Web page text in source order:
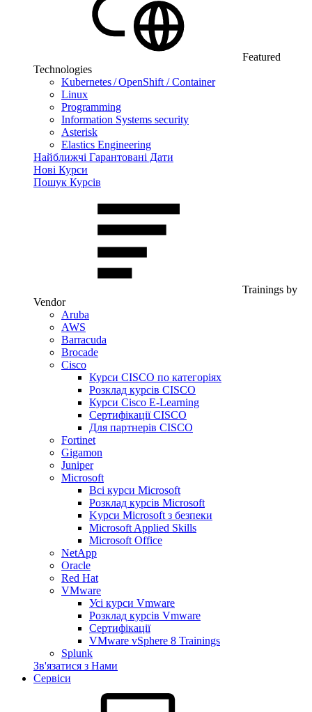
Featured
Technologies
Kubernetes / OpenShift / Container
Linux
Programming
Information Systems security
Asterisk
Elastics Engineering
Найближчі Гарантовані Дати
Нові Курси
Пошук Курсів
Trainings by
Vendor
Aruba
AWS
Barracuda
Brocade
Cisco
Курси CISCO по категоріях
Розклад курсів CISCO
Курси Cisco E-Learning
Сертифікації CISCO
Для партнерів CISCO
Fortinet
Gigamon
Juniper
Microsoft
Всі курси Microsoft
Розклад курсів Microsoft
Kyрси Microsoft з безпеки
Microsoft Applied Skills
Microsoft Office
NetApp
Oracle
Red Hat
VMware
Усі курси Vmware
Розклад курсів Vmware
Сертифікації
VMware vSphere 8 Trainings
Splunk
Зв'язатися з Нами
Сервіси